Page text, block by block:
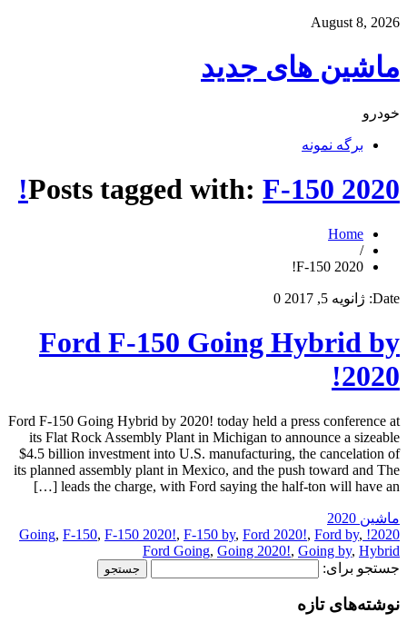
August 8, 2026
ماشین های جدید
خودرو
برگه نمونه
Posts tagged with: F-150 2020!
Home
/
F-150 2020!
Date: ژانویه 5, 2017 0
Ford F-150 Going Hybrid by
2020!
Ford F-150 Going Hybrid by 2020! today held a press conference at
its Flat Rock Assembly Plant in Michigan to announce a sizeable
$4.5 billion investment into U.S. manufacturing, the cancelation of
its planned assembly plant in Mexico, and the push toward and The
leads the charge, with Ford saying the half-ton will have an […]
ماشین 2020
2020! Going
, F-150, F-150 2020!, F-150 by, Ford 2020!, Ford by,
Ford Going, Going 2020!, Going by, Hybrid
جستجو برای:
نوشته‌های تازه